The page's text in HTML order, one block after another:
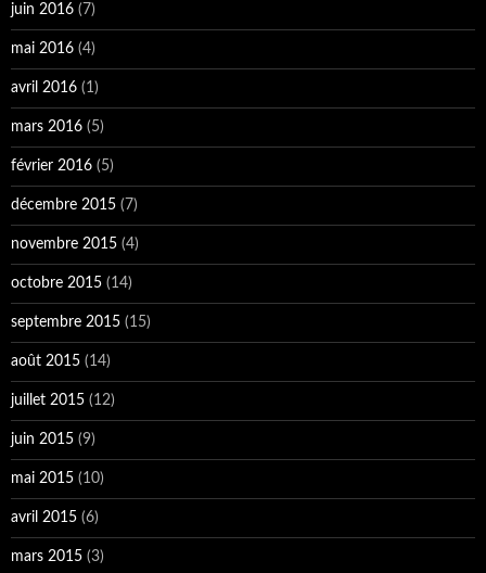
juin 2016 (7)
mai 2016 (4)
avril 2016 (1)
mars 2016 (5)
février 2016 (5)
décembre 2015 (7)
novembre 2015 (4)
octobre 2015 (14)
septembre 2015 (15)
août 2015 (14)
juillet 2015 (12)
juin 2015 (9)
mai 2015 (10)
avril 2015 (6)
mars 2015 (3)